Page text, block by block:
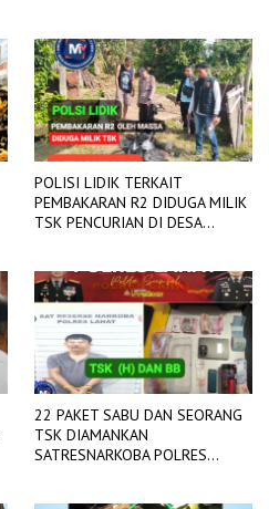
POLISI LIDIK TERKAIT
PEMBAKARAN R2 DIDUGA MILIK
TSK PENCURIAN DI DESA
22 PAKET SABU DAN SEORANG
TSK DIAMANKAN
SATRESNARKOBA POLRES